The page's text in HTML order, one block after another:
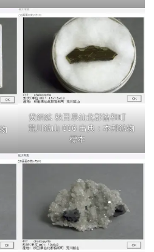
黄銅鉱 秋田県仙北郡協和町
荒川鉱山 006 出典：本邦鉱物
標本